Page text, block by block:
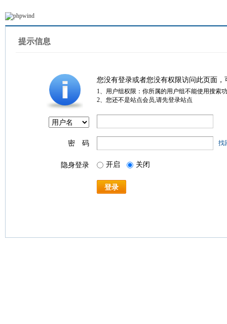
提示信息
您没有登录或者您没有权限访问此页面
1、用户组权限：你所属的用户组不能使用搜索
2、您还不是站点会员,请先登录站点
密 码 找
隐身登录 开启 关闭
登录